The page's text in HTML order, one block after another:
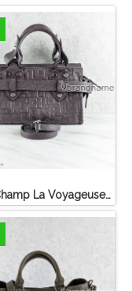
Long Champ La Voyageuse Bag Leather